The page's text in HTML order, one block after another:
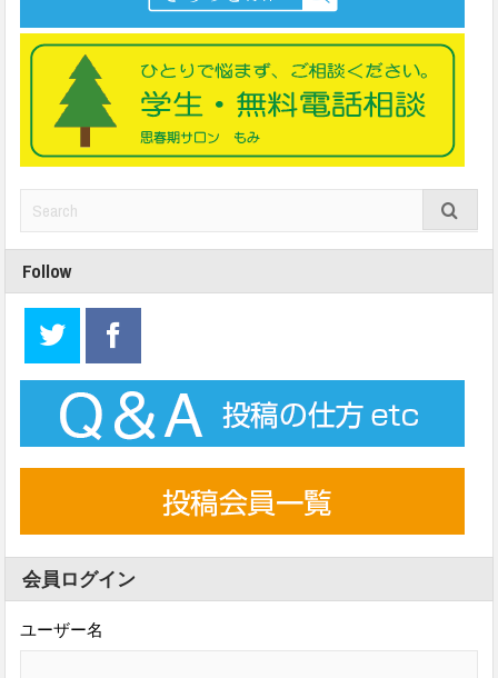
Follow
会員ログイン
ユーザー名